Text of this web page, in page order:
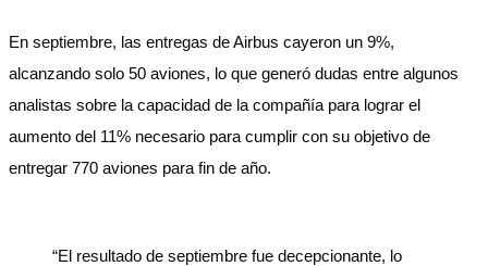
En septiembre, las entregas de Airbus cayeron un 9%,
alcanzando solo 50 aviones, lo que generó dudas entre algunos
analistas sobre la capacidad de la compañía para lograr el
aumento del 11% necesario para cumplir con su objetivo de
entregar 770 aviones para fin de año.
“El resultado de septiembre fue decepcionante, lo